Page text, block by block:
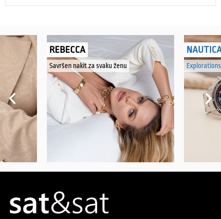
REBECCA
Savršen nakit za svaku ženu